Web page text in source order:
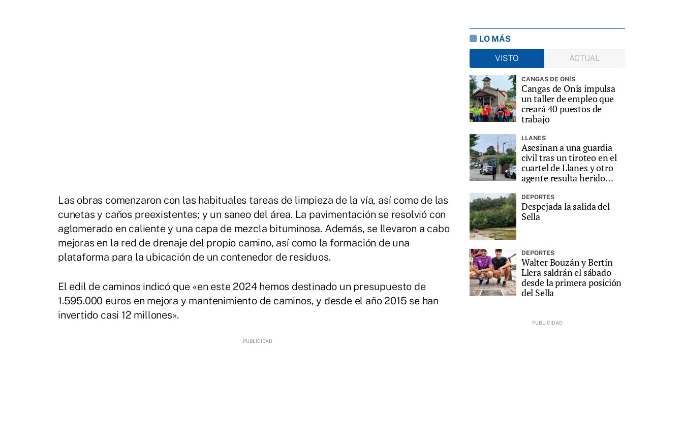
Las obras comenzaron con las habituales tareas de limpieza de la vía, así como de las
cunetas y caños preexistentes; y un saneo del área. La pavimentación se resolvió con
aglomerado en caliente y una capa de mezcla bituminosa. Además, se llevaron a cabo
mejoras en la red de drenaje del propio camino, así como la formación de una
plataforma para la ubicación de un contenedor de residuos.
El edil de caminos indicó que «en este 2024 hemos destinado un presupuesto de
1.595.000 euros en mejora y mantenimiento de caminos, y desde el año 2015 se han
invertido casi 12 millones».
LO MÁS
VISTO
ACTUAL
CANGAS DE ONÍS
Cangas de Onís impulsa
un taller de empleo que
creará 40 puestos de
trabajo
LLANES
Asesinan a una guardia
civil tras un tiroteo en el
cuartel de Llanes y otro
agente resulta herido
DEPORTES
Despejada la salida del
Sella
DEPORTES
Walter Bouzán y Bertín
Llera saldrán el sábado
desde la primera posición
del Sella